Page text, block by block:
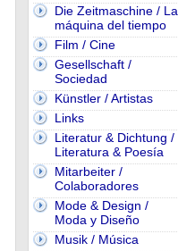
Die Zeitmaschine / La
máquina del tiempo
Film / Cine
Gesellschaft /
Sociedad
Künstler / Artistas
Links
Literatur & Dichtung /
Literatura & Poesía
Mitarbeiter /
Colaboradores
Mode & Design /
Moda y Diseño
Musik / Música